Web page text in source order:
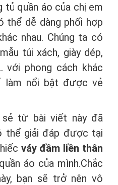
quần áo của chị em
thể dễ dàng phối hợp
nhau. Chúng ta có
túi xách, giày dép,
với phong cách khác
làm nổi bật được vẻ
sẻ từ bài viết này đã
thể giải đáp được tại
váy đầm liền thân
áo của mình.Chắc
bạn sẽ trở nên vô